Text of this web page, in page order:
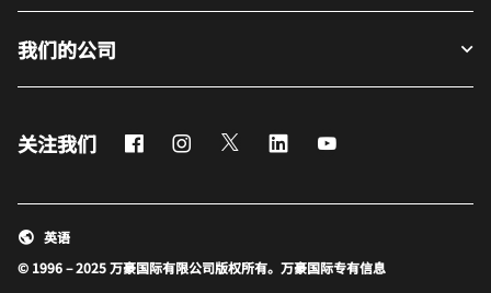
我们的公司
关注我们 FacebookInstagram
Twitter LinkedIn
© 1996 – 2025 万豪国际有限公司版权所有。万豪国际专有信息
英语